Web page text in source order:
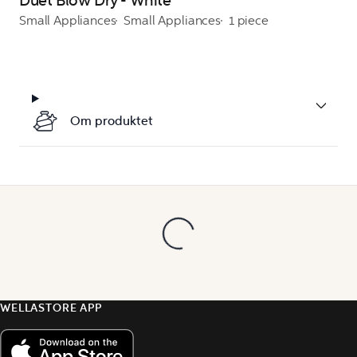
Small Appliances Small Appliances 1 piece
Om produktet
WELLASTORE APP